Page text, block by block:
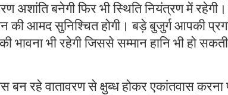
अशांति बनेगी फिर भी स्थिति नियंत्रण में
धन की आमद सुनिश्चित होगी। बड़े बुजुर्ग आपकी
भावना भी रहेगी जिससे सम्मान हानि भी हो
रहे वातावरण से क्षुब्ध होकर एकांतवास करना